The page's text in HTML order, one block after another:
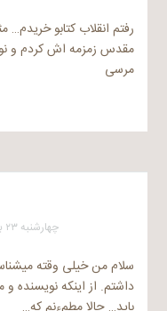
رفتم انقلاب کتابو
مقدس زمزمه اش کردم و
مرسی
چهارشنبه ۲۳ بهمن ۱۳۸۷ در ۳:۳۰ بعد از ظهر
سلام من خیلی وقته
داشتم. از اینکه نویسنده و